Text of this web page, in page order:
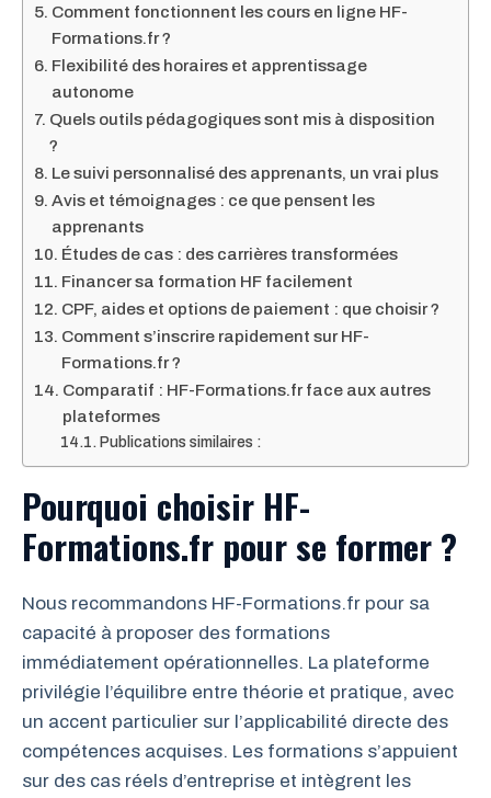
Comment fonctionnent les cours en ligne HF-
Formations.fr ?
Flexibilité des horaires et apprentissage
autonome
Quels outils pédagogiques sont mis à disposition
?
Le suivi personnalisé des apprenants, un vrai plus
Avis et témoignages : ce que pensent les
apprenants
Études de cas : des carrières transformées
Financer sa formation HF facilement
CPF, aides et options de paiement : que choisir ?
Comment s’inscrire rapidement sur HF-
Formations.fr ?
Comparatif : HF-Formations.fr face aux autres
plateformes
Publications similaires :
Pourquoi choisir HF-
Formations.fr pour se former ?
Nous recommandons HF-Formations.fr pour sa
capacité à proposer des formations
immédiatement opérationnelles. La plateforme
privilégie l’équilibre entre théorie et pratique, avec
un accent particulier sur l’applicabilité directe des
compétences acquises. Les formations s’appuient
sur des cas réels d’entreprise et intègrent les